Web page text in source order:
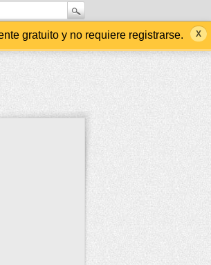
gratuito y no requiere registrarse.